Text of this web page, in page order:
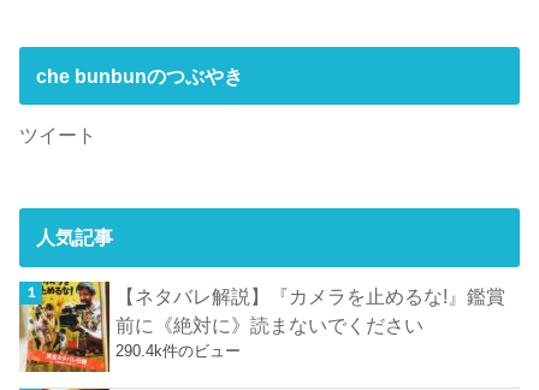
che bunbunのつぶやき
ツイート
人気記事
【ネタバレ解説】『カメラを止めるな!』鑑賞
前に《絶対に》読まないでください
290.4k件のビュー